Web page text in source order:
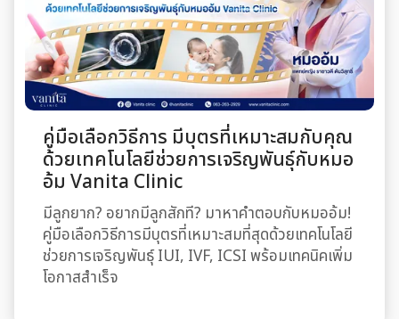
คู่มือเลือกวิธีการ มีบุตรที่เหมาะสมกับคุณ
ด้วยเทคโนโลยีช่วยการเจริญพันธุ์กับหมอ
อ้ม Vanita Clinic
มีลูกยาก? อยากมีลูกสักที? มาหาคำตอบกับหมออ้ม!
คู่มือเลือกวิธีการมีบุตรที่เหมาะสมที่สุดด้วยเทคโนโลยี
ช่วยการเจริญพันธุ์ IUI, IVF, ICSI พร้อมเทคนิคเพิ่ม
โอกาสสำเร็จ